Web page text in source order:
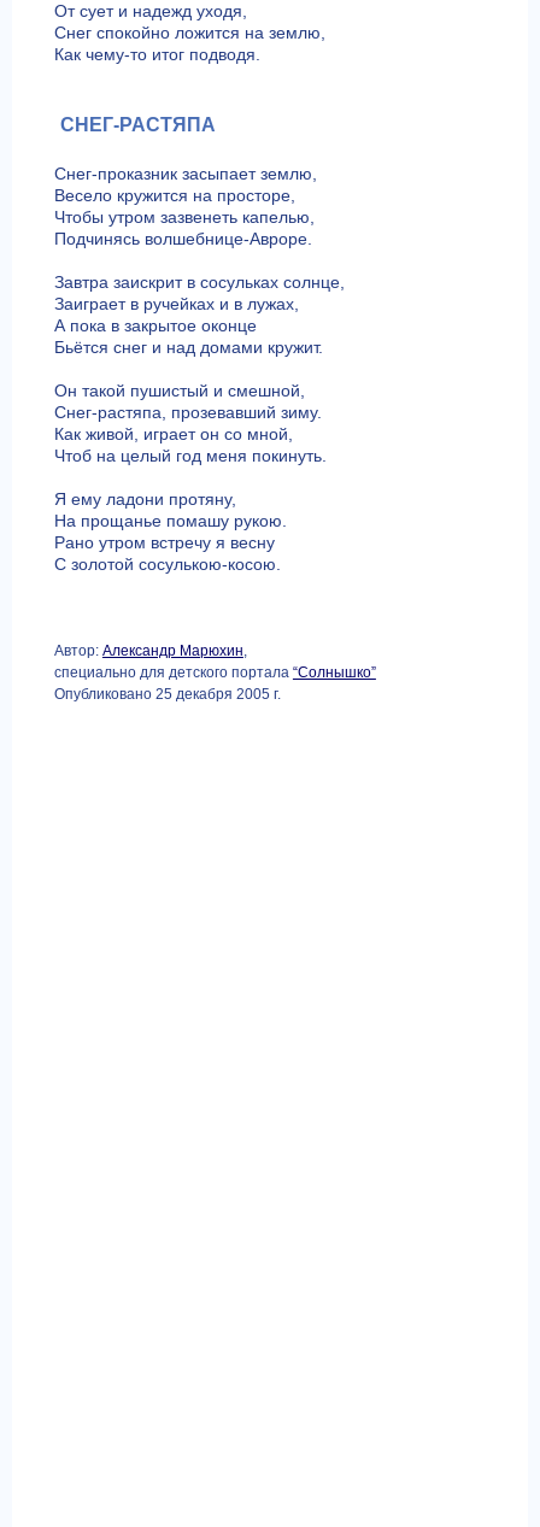
От сует и надежд уходя,
Снег спокойно ложится на землю,
Как чему-то итог подводя.
СНЕГ-РАСТЯПА
Снег-проказник засыпает землю,
Весело кружится на просторе,
Чтобы утром зазвенеть капелью,
Подчинясь волшебнице-Авроре.
Завтра заискрит в сосульках солнце,
Заиграет в ручейках и в лужах,
А пока в закрытое оконце
Бьётся снег и над домами кружит.
Он такой пушистый и смешной,
Снег-растяпа, прозевавший зиму.
Как живой, играет он со мной,
Чтоб на целый год меня покинуть.
Я ему ладони протяну,
На прощанье помашу рукою.
Рано утром встречу я весну
С золотой сосулькою-косою.
Автор: Александр Марюхин,
специально для детского портала “Солнышко”
Опубликовано 25 декабря 2005 г.